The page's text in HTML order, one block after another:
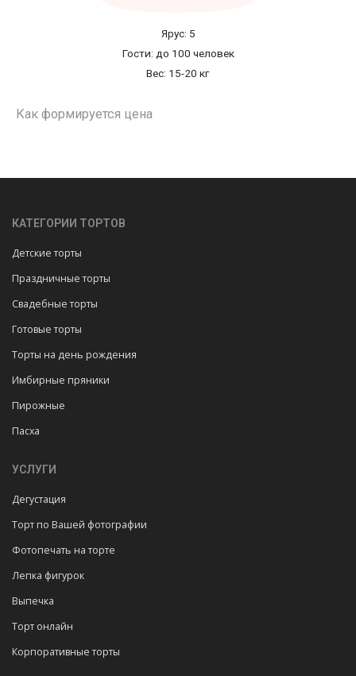
Ярус: 5
Гости: до 100 человек
Вес: 15-20 кг
Как формируется цена
КАТЕГОРИИ ТОРТОВ
Детские торты
Праздничные торты
Свадебные торты
Готовые торты
Торты на день рождения
Имбирные пряники
Пирожные
Пасха
УСЛУГИ
Дегустация
Торт по Вашей фотографии
Фотопечать на торте
Лепка фигурок
Выпечка
Торт онлайн
Корпоративные торты